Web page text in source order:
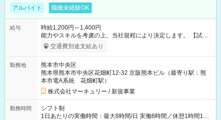
アルバイト 職種未経験OK
給与
時給1,200円～1,400円
能力やスキルを考慮の上、当社規程により決定します。 【試用
期間】試用期間あり 試用期間の長さ：3ヶ月 雇用形態、給与は
本採用時と同じです。
交通費別途支給あり
勤務地
熊本市中央区
熊本県熊本市中央区花畑町12-32 京阪熊本ビル（最寄り駅：熊
本市電A系統 花畑町駅）
株式会社マーキュリー / 新規事業
勤務時間
シフト制
1日あたりの実働時間：最大8時間/日 実働8時間／休憩1時間15